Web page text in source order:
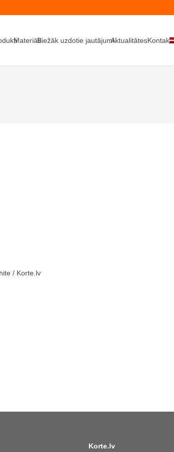
MateriāliBiežāk uzdotie jautājumiAktualitātesKontakti
/ Korte.lv
Korte.lv